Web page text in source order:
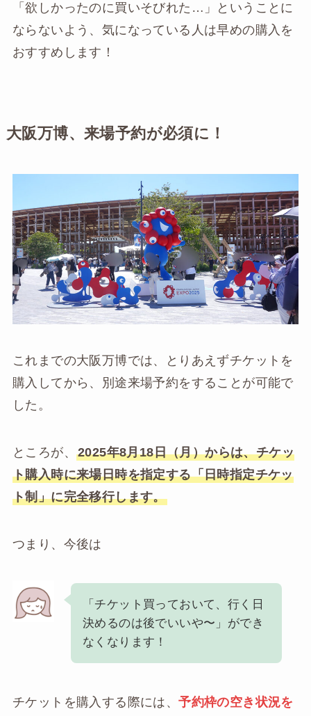
「欲しかったのに買いそびれた…」ということに
ならないよう、気になっている人は早めの購入を
おすすめします！
大阪万博、来場予約が必須に！
これまでの大阪万博では、とりあえずチケットを
購入してから、別途来場予約をすることが可能で
した。
ところが、 2025年8月18日（月）からは、チケッ
ト購入時に来場日時を指定する「日時指定チケッ
ト制」に完全移行します。
つまり、今後は
「チケット買っておいて、行く日
決めるのは後でいいや〜」ができ
なくなります！
チケットを購入する際には、予約枠の空き状況を